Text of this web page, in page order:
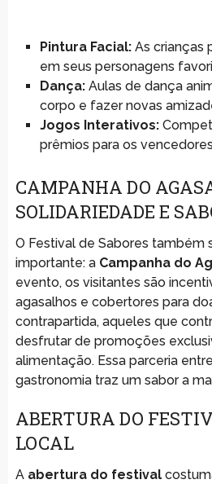
Pintura Facial:As crianças
em seus personagens
Dança:Aulas de dança
corpo e fazer novas
Jogos Interativos:
prêmios para os
CAMPANHA DO
SOLIDARIEDADE E
O Festival de Sabores também
importante: a Campanha do
evento, os visitantes são
agasalhos e cobertores para
contrapartida, aqueles que
desfrutar de promoções
alimentação. Essa parceria
gastronomia traz um sabor a
ABERTURA DO
LOCAL
A abertura do festival